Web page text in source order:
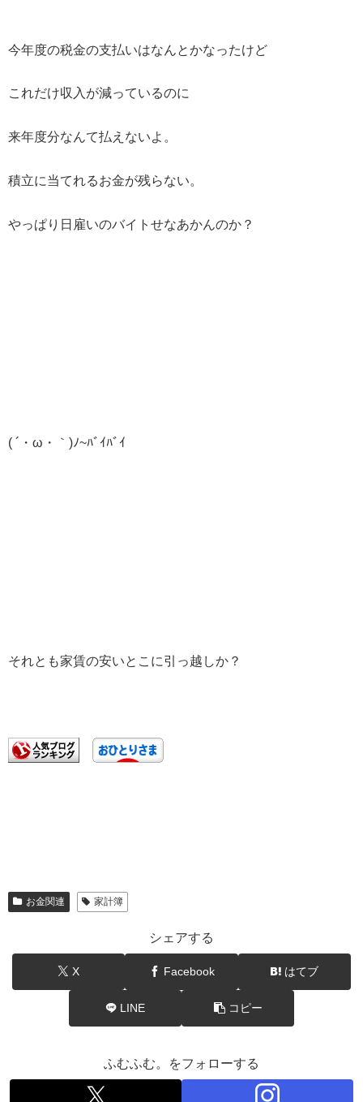
今年度の税金の支払いはなんとかなったけど
これだけ収入が減っているのに
来年度分なんて払えないよ。
積立に当てれるお金が残らない。
やっぱり日雇いのバイトせなあかんのか？
( ´・ω・｀)ﾉ~ﾊﾞｲﾊﾞｲ
それとも家賃の安いとこに引っ越しか？
お金関連 家計簿
シェアする
X Facebook はてブ
LINE コピー
ふむふむ。をフォローする